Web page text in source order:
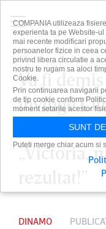
Va fi demis
învinge
„Victoria,
DINAMO
COMPANIA utilizeaza
experienta ta pe Website-
mai recente modificari
persoanelor fizice in ceea
privind libera circulatie a
nostru te rugam sa aloci
Cookie.
Prin continuarea navigarii
de tip cookie conform
moment setarile acestor
SUNT
Puteti merge chiar acum si